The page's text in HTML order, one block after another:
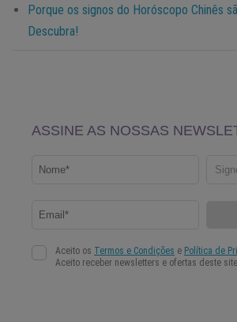
Porque os signos do Horóscopo Chinês
Descubra!